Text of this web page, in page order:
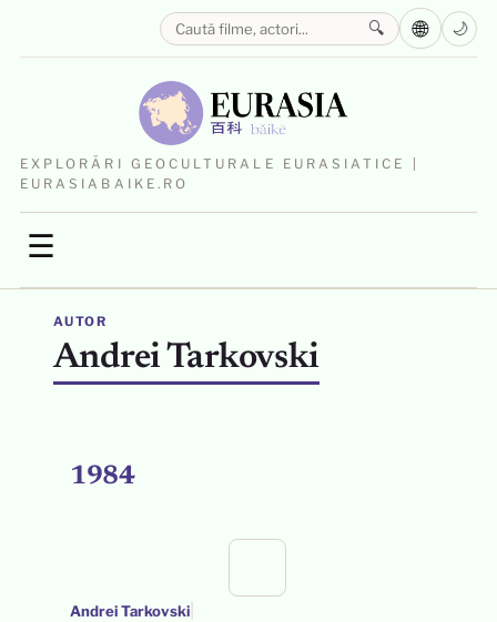
EXPLORĂRI GEOCULTURALE EURASIATICE |
EURASIABAIKE.RO
☰
🔍 🌐 🌙
AUTOR
Andrei Tarkovski
1984
Andrei Tarkovski|